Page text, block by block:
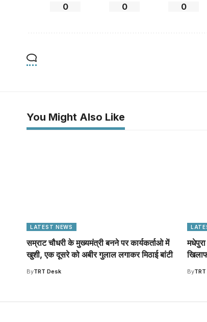
0 0 0
You Might Also Like
LATEST NEWS
सम्राट चौधरी के मुख्यमंत्री बनने पर कार्यकर्ताओ में
खुशी, एक दूसरे को अबीर गुलाल लगाकर मिठाई बांटी
ByTRT Desk By